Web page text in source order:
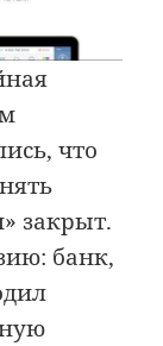
что
закрыт.
банк,